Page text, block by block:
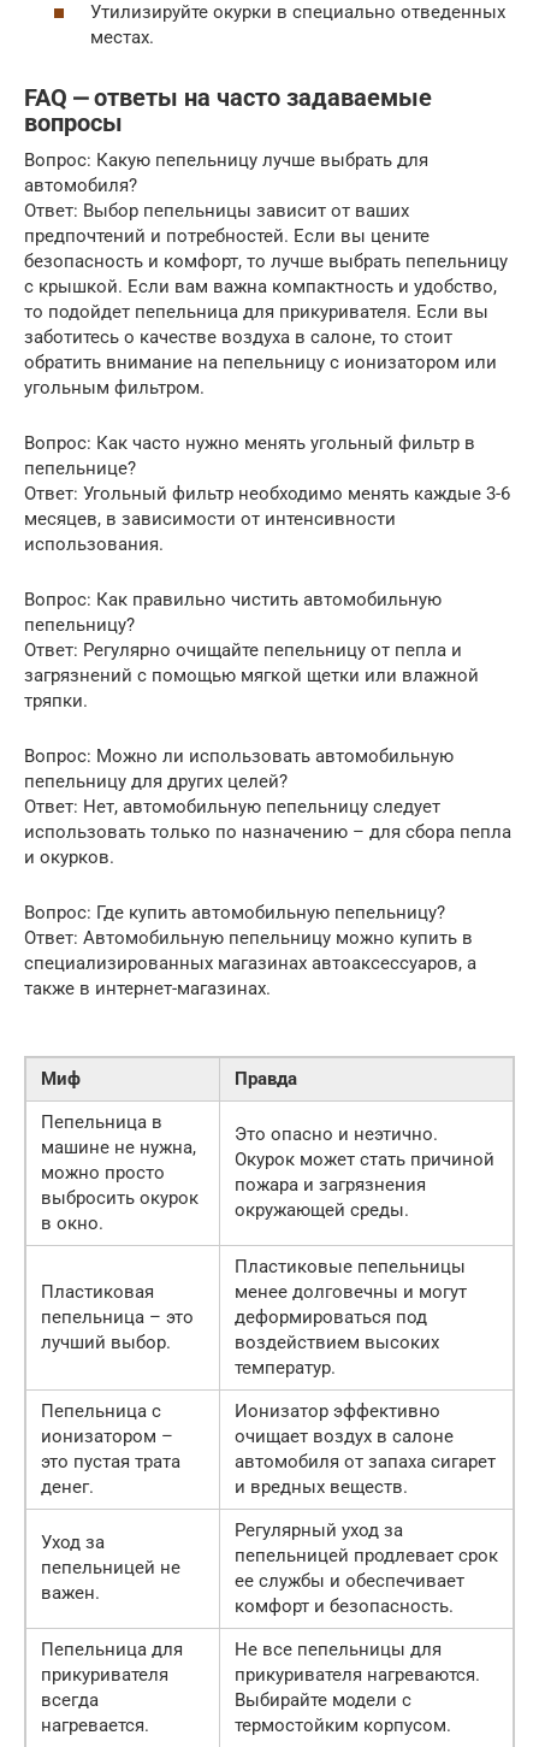
Утилизируйте окурки в специально отведенных
местах.
FAQ ⎼ ответы на часто задаваемые
вопросы
Вопрос: Какую пепельницу лучше выбрать для
автомобиля?
Ответ: Выбор пепельницы зависит от ваших
предпочтений и потребностей. Если вы цените
безопасность и комфорт, то лучше выбрать пепельницу
с крышкой. Если вам важна компактность и удобство,
то подойдет пепельница для прикуривателя. Если вы
заботитесь о качестве воздуха в салоне, то стоит
обратить внимание на пепельницу с ионизатором или
угольным фильтром.
Вопрос: Как часто нужно менять угольный фильтр в
пепельнице?
Ответ: Угольный фильтр необходимо менять каждые 3-6
месяцев, в зависимости от интенсивности
использования.
Вопрос: Как правильно чистить автомобильную
пепельницу?
Ответ: Регулярно очищайте пепельницу от пепла и
загрязнений с помощью мягкой щетки или влажной
тряпки.
Вопрос: Можно ли использовать автомобильную
пепельницу для других целей?
Ответ: Нет, автомобильную пепельницу следует
использовать только по назначению – для сбора пепла
и окурков.
Вопрос: Где купить автомобильную пепельницу?
Ответ: Автомобильную пепельницу можно купить в
специализированных магазинах автоаксессуаров, а
также в интернет-магазинах.
Миф
Правда
Пепельница в
машине не нужна,
можно просто
выбросить окурок
в окно.
Это опасно и неэтично.
Окурок может стать причиной
пожара и загрязнения
окружающей среды.
Пластиковая
пепельница – это
лучший выбор.
Пластиковые пепельницы
менее долговечны и могут
деформироваться под
воздействием высоких
температур.
Пепельница с
ионизатором –
это пустая трата
денег.
Ионизатор эффективно
очищает воздух в салоне
автомобиля от запаха сигарет
и вредных веществ.
Уход за
пепельницей не
важен.
Регулярный уход за
пепельницей продлевает срок
ее службы и обеспечивает
комфорт и безопасность.
Пепельница для
прикуривателя
всегда
нагревается.
Не все пепельницы для
прикуривателя нагреваются.
Выбирайте модели с
термостойким корпусом.